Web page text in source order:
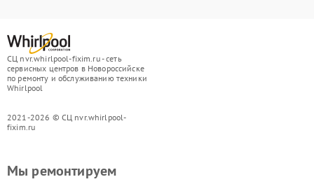
СЦ nvr.whirlpool-fixim.ru - сеть
сервисных центров в Новороссийске
по ремонту и обслуживанию техники
Whirlpool
2021-2026 © СЦ nvr.whirlpool-
fixim.ru
Мы ремонтируем